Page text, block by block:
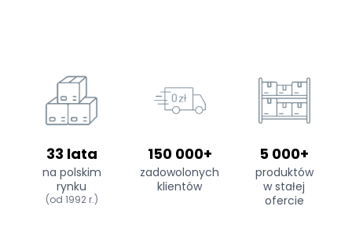
33 lata
na polskim
rynku
(od 1992 r.)
150 000+
zadowolonych
klientów
5 000+
produktów
w stałej
ofercie